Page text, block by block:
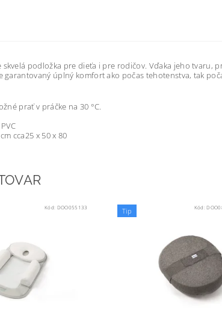
podložka pre dieťa i pre rodičov. Vďaka jeho tvaru,
garantovaný úplný komfort ako počas tehotenstva, tak
prať v práčke na 30 °C.
cca25 x 50 x 80
Kód: DOO055133 Tip Kód: